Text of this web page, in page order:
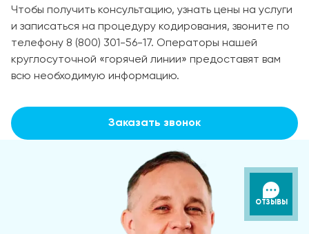
Чтобы получить консультацию, узнать цены на услуги
и записаться на процедуру кодирования, звоните по
телефону 8 (800) 301-56-17. Операторы нашей
круглосуточной «горячей линии» предоставят вам
всю необходимую информацию.
Заказать звонок
ОТЗЫВЫ